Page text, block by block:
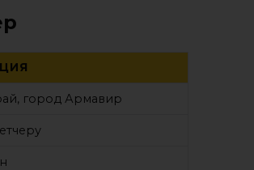
город Армавир